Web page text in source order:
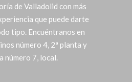
de Valladolid con más
que puede darte
tipo. Encuéntranos en
número 4, 2ª planta y
número 7, local.